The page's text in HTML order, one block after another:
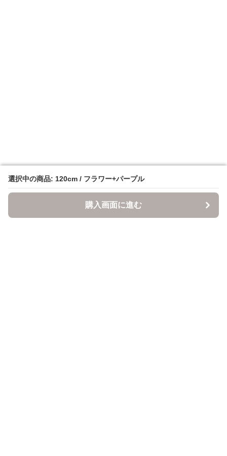
選択中の商品: 120cm / フラワー+パープル
購入画面に進む
選択中の商品: 120cm / フラワー+パープル
購入画面に進む